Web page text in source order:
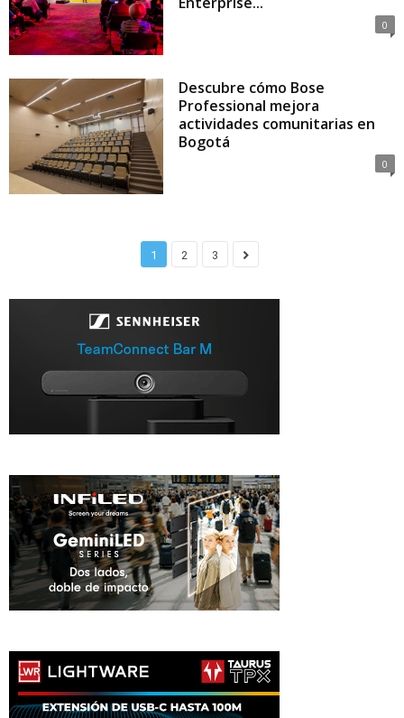
0
Descubre cómo Bose
Professional mejora
actividades comunitarias en
Bogotá
0
1 2 3